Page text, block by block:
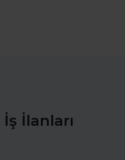
İlanları